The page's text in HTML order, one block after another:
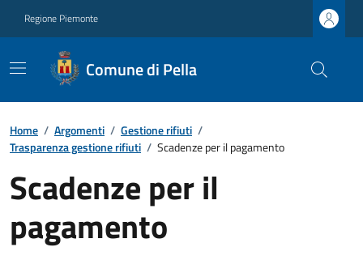
Regione Piemonte
Comune di Pella
Home / Argomenti / Gestione rifiuti /
Trasparenza gestione rifiuti / Scadenze per il pagamento
Scadenze per il
pagamento